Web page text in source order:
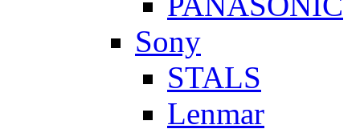
Sony
STALS
Lenmar